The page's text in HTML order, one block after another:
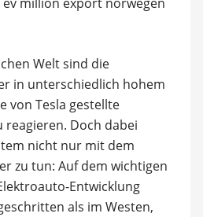
Welt sind die
in unterschiedlich hohem
von Tesla gestellte
Doch dabei
nicht nur mit dem
zu tun: Auf dem wichtigen
Entwicklung
als im Westen,